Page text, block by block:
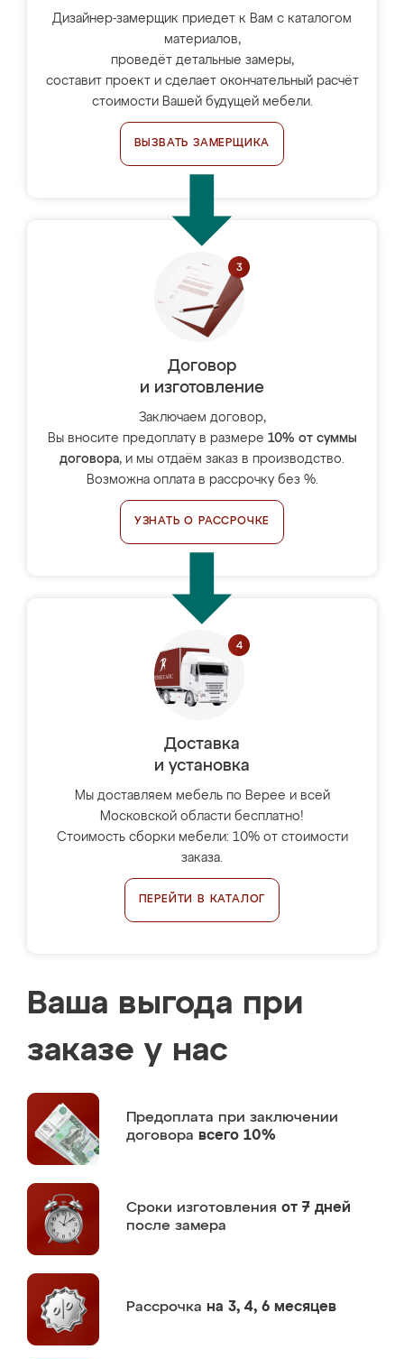
Дизайнер-замерщик приедет к Вам с каталогом
материалов,
проведёт детальные замеры,
составит проект и сделает окончательный расчёт
стоимости Вашей будущей мебели.
ВЫЗВАТЬ ЗАМЕРЩИКА
Договор
и изготовление
Заключаем договор,
Вы вносите предоплату в размере 10% от суммы
договора, и мы отдаём заказ в производство.
Возможна оплата в рассрочку без %.
УЗНАТЬ О РАССРОЧКЕ
Доставка
и установка
Мы доставляем мебель по Верее и всей
Московской области бесплатно!
Стоимость сборки мебели: 10% от стоимости
заказа.
ПЕРЕЙТИ В КАТАЛОГ
Ваша выгода при
заказе у нас
Предоплата при заключении
договора всего 10%
Сроки изготовления от 7 дней
после замера
Рассрочка на 3, 4, 6 месяцев